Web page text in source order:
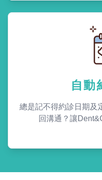
自動
總是記不得約診日期及
回溝通？讓